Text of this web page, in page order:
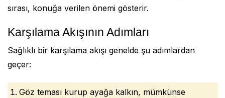
sırası, konuğa verilen önemi gösterir.
Karşılama Akışının Adımları
Sağlıklı bir karşılama akışı genelde şu adımlardan
geçer:
Göz teması kurup ayağa kalkın, mümkünse